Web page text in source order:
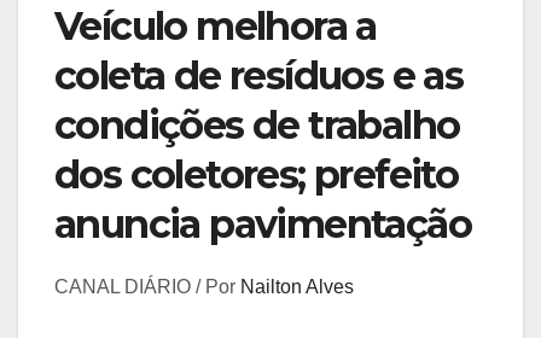
Veículo melhora a
coleta de resíduos e as
condições de trabalho
dos coletores; prefeito
anuncia pavimentação
CANAL DIÁRIO / Por Nailton Alves